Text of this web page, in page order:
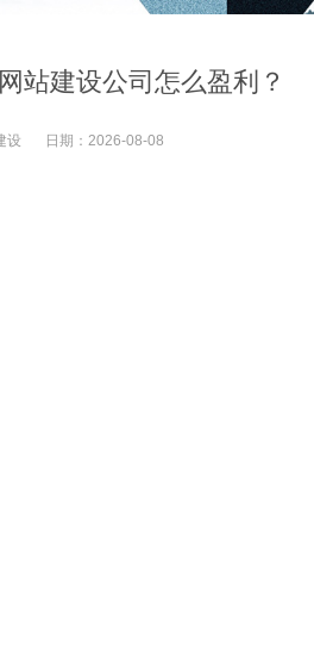
站建设公司怎么盈利？
设 日期： 2026-08-08